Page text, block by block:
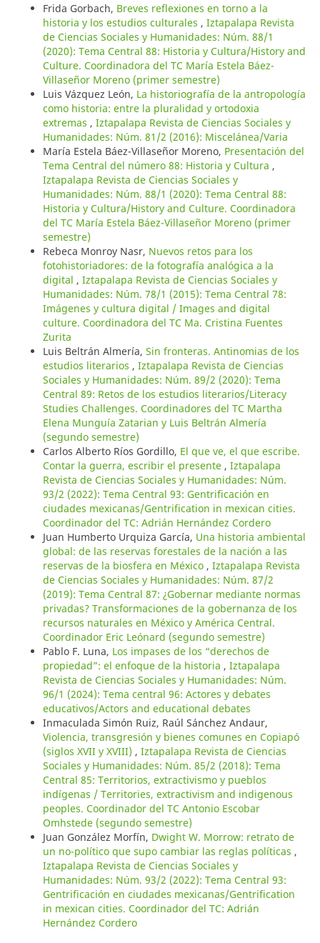
Frida Gorbach, Breves reflexiones en torno a la
historia y los estudios culturales , Iztapalapa Revista
de Ciencias Sociales y Humanidades: Núm. 88/1
(2020): Tema Central 88: Historia y Cultura/History and
Culture. Coordinadora del TC María Estela Báez-
Villaseñor Moreno (primer semestre)
Luis Vázquez León, La historiografía de la antropología
como historia: entre la pluralidad y ortodoxia
extremas , Iztapalapa Revista de Ciencias Sociales y
Humanidades: Núm. 81/2 (2016): Miscelánea/Varia
María Estela Báez-Villaseñor Moreno, Presentación del
Tema Central del número 88: Historia y Cultura ,
Iztapalapa Revista de Ciencias Sociales y
Humanidades: Núm. 88/1 (2020): Tema Central 88:
Historia y Cultura/History and Culture. Coordinadora
del TC María Estela Báez-Villaseñor Moreno (primer
semestre)
Rebeca Monroy Nasr, Nuevos retos para los
fotohistoriadores: de la fotografía analógica a la
digital , Iztapalapa Revista de Ciencias Sociales y
Humanidades: Núm. 78/1 (2015): Tema Central 78:
Imágenes y cultura digital / Images and digital
culture. Coordinadora del TC Ma. Cristina Fuentes
Zurita
Luis Beltrán Almería, Sin fronteras. Antinomias de los
estudios literarios , Iztapalapa Revista de Ciencias
Sociales y Humanidades: Núm. 89/2 (2020): Tema
Central 89: Retos de los estudios literarios/Literacy
Studies Challenges. Coordinadores del TC Martha
Elena Munguía Zatarian y Luis Beltrán Almería
(segundo semestre)
Carlos Alberto Ríos Gordillo, El que ve, el que escribe.
Contar la guerra, escribir el presente , Iztapalapa
Revista de Ciencias Sociales y Humanidades: Núm.
93/2 (2022): Tema Central 93: Gentrificación en
ciudades mexicanas/Gentrification in mexican cities.
Coordinador del TC: Adrián Hernández Cordero
Juan Humberto Urquiza García, Una historia ambiental
global: de las reservas forestales de la nación a las
reservas de la biosfera en México , Iztapalapa Revista
de Ciencias Sociales y Humanidades: Núm. 87/2
(2019): Tema Central 87: ¿Gobernar mediante normas
privadas? Transformaciones de la gobernanza de los
recursos naturales en México y América Central.
Coordinador Eric Leónard (segundo semestre)
Pablo F. Luna, Los impases de los “derechos de
propiedad”: el enfoque de la historia , Iztapalapa
Revista de Ciencias Sociales y Humanidades: Núm.
96/1 (2024): Tema central 96: Actores y debates
educativos/Actors and educational debates
Inmaculada Simón Ruiz, Raúl Sánchez Andaur,
Violencia, transgresión y bienes comunes en Copiapó
(siglos XVII y XVIII) , Iztapalapa Revista de Ciencias
Sociales y Humanidades: Núm. 85/2 (2018): Tema
Central 85: Territorios, extractivismo y pueblos
indígenas / Territories, extractivism and indigenous
peoples. Coordinador del TC Antonio Escobar
Omhstede (segundo semestre)
Juan González Morfín, Dwight W. Morrow: retrato de
un no-político que supo cambiar las reglas políticas ,
Iztapalapa Revista de Ciencias Sociales y
Humanidades: Núm. 93/2 (2022): Tema Central 93:
Gentrificación en ciudades mexicanas/Gentrification
in mexican cities. Coordinador del TC: Adrián
Hernández Cordero